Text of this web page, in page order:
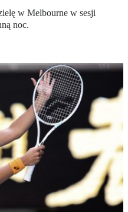
w Melbourne w sesji
noc.